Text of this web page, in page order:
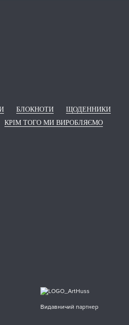
БЛОКНОТИ
ЩОДЕННИКИ
КРІМ ТОГО МИ ВИРОБЛЯЄМО
Видавничий партнер